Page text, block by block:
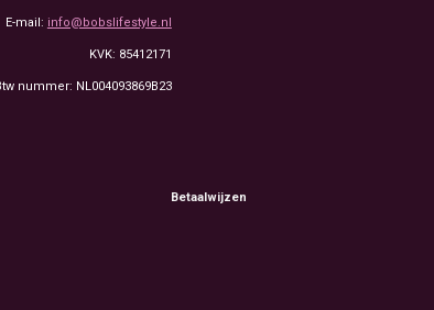
E-mail: info@bobslifestyle.nl
KVK: 85412171
nummer: NL004093869B23
Betaalwijzen